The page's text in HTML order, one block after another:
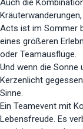
Auch die
Acts ist im Sommer
eines größeren
oder Teamausflüge.
Und wenn die Sonne
Kerzenlicht
Sinne.
Ein Teamevent mit
Lebensfreude. Es